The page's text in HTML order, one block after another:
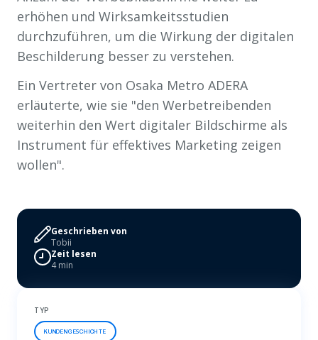
erhöhen und Wirksamkeitsstudien
durchzuführen, um die Wirkung der digitalen
Beschilderung besser zu verstehen.
Ein Vertreter von Osaka Metro ADERA
erläuterte, wie sie "den Werbetreibenden
weiterhin den Wert digitaler Bildschirme als
Instrument für effektives Marketing zeigen
wollen".
Geschrieben von
Tobii
Zeit lesen
4 min
TYP
KUNDENGESCHICHTE